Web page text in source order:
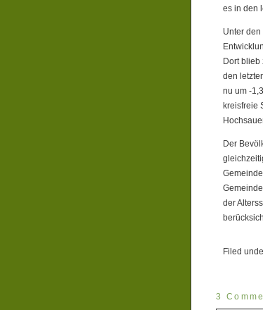
es in den
Unter
Dort
den
nu um -
kreisfreie
Der
der
Filed
3